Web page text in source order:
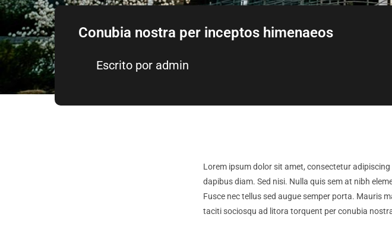
Conubia nostra per inceptos himenaeos
Escrito por admin
Lorem ipsum dolor sit amet, consectetur
dapibus diam. Sed nisi. Nulla quis sem at nibh
Fusce nec tellus sed augue semper porta. Mauris
taciti sociosqu ad litora torquent per conubia